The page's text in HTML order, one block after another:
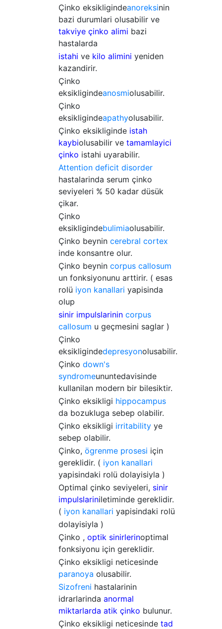
Çinko eksikligindeanoreksinin
bazi durumlari olusabilir ve
takviye çinko alimi bazi
hastalarda
istahi ve kilo alimini yeniden
kazandirir.
Çinko
eksikligindeanosmiolusabilir.
Çinko
eksikligindeapathyolusabilir.
Çinko eksikliginde istah
kaybiolusabilir ve tamamlayici
çinko istahi uyarabilir.
Attention deficit disorder
hastalarinda serum çinko
seviyeleri % 50 kadar düsük
çikar.
Çinko
eksikligindebulimiaolusabilir.
Çinko beynin cerebral cortex
inde konsantre olur.
Çinko beynin corpus callosum
un fonksiyonunu arttirir. ( esas
rolü iyon kanallari yapisinda
olup
sinir impulslarinin corpus
callosum u geçmesini saglar )
Çinko
eksikligindedepresyonolusabilir.
Çinko down's
syndromeununtedavisinde
kullanilan modern bir bilesiktir.
Çinko eksikligi hippocampus
da bozukluga sebep olabilir.
Çinko eksikligi irritability ye
sebep olabilir.
Çinko, ögrenme prosesi için
gereklidir. ( iyon kanallari
yapisindaki rolü dolayisiyla )
Optimal çinko seviyeleri, sinir
impulslariniletiminde gereklidir.
( iyon kanallari yapisindaki rolü
dolayisiyla )
Çinko , optik sinirlerinoptimal
fonksiyonu için gereklidir.
Çinko eksikligi neticesinde
paranoya olusabilir.
Sizofreni hastalarinin
idrarlarinda anormal
miktarlarda atik çinko bulunur.
Çinko eksikligi neticesinde tad